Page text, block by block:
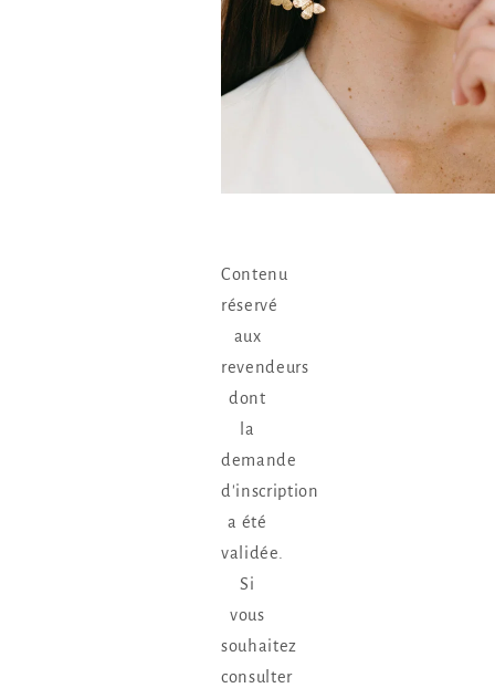
Contenu
réservé
aux
revendeurs
dont
la
demande
d'inscription
a été
validée.
Si
vous
souhaitez
consulter